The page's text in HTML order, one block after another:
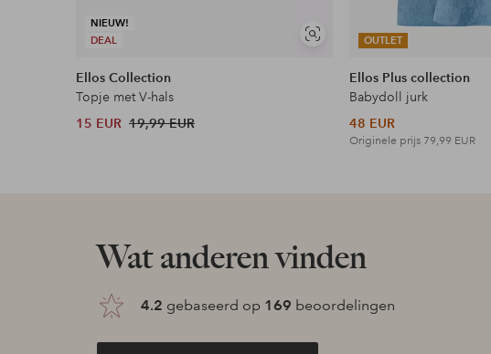
NIEUW!
DEAL
Soortgelijke
Ellos Collection
Topje met V-hals
15 EUR 19,99 EUR
OUTLET
Ellos Plus collection
Babydoll jurk
48 EUR
Originele prijs 79,99 EUR
Wat anderen vinden
4.2 gebaseerd op 169 beoordelingen